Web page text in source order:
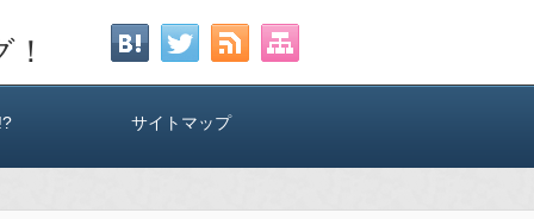
サイトマップ